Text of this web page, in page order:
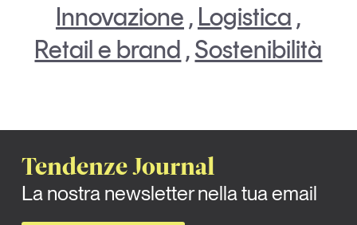
Innovazione , Logistica ,
Retail e brand ,Sostenibilità
Tendenze Journal
La nostra newsletter nella tua email